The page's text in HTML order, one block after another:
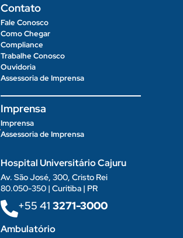
Contato
Fale Conosco
Como Chegar
Compliance
Trabalhe Conosco
Ouvidoria
Assessoria de Imprensa
Imprensa
Imprensa
Assessoria de Imprensa
Hospital Universitário Cajuru
Av. São José, 300, Cristo Rei
80.050-350 | Curitiba | PR
+55 41 3271-3000
Ambulatório